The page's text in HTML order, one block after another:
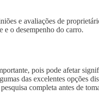
e avaliações de
e o desempenho do carro.
pois pode afetar
das excelentes opções
completa antes de